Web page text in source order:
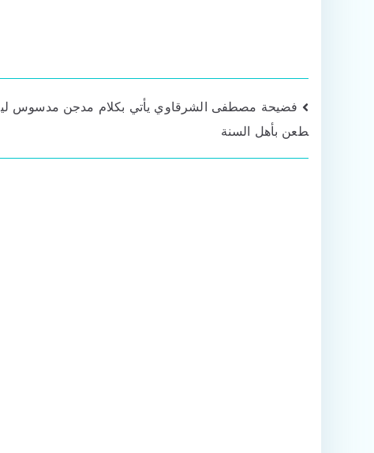
تصفّح
المقالات
فضيحة مصطفى الشرقاوي يأتي بكلام مدجن مدسوس لي
طعن بأهل السنة